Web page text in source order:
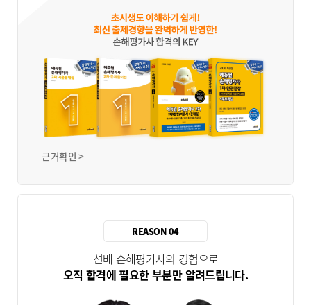
근거확인 >
REASON 04
선배 손해평가사의 경험으로
오직 합격에 필요한 부분만 알려드립니다.